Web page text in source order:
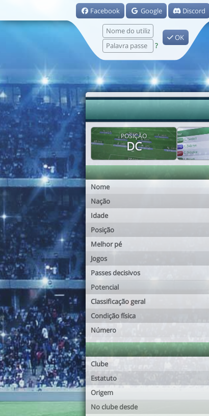
Facebook Google Discord
?
OK
POSIÇÃO
DC
Nome
Nação
Idade
Posição
Melhor pé
Jogos
Passes decisivos
Potencial
Classificação geral
Condição física
Número
Clube
Estatuto
Origem
No clube desde